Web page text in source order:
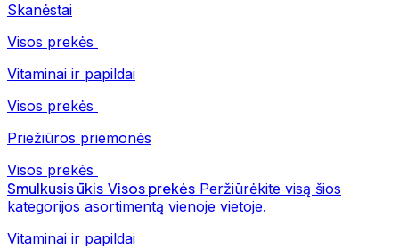
Skanėstai
Visos prekės
Vitaminai ir papildai
Visos prekės
Priežiūros priemonės
Visos prekės
Smulkusis ūkis Visos prekės Peržiūrėkite visą šios
kategorijos asortimentą vienoje vietoje.
Vitaminai ir papildai